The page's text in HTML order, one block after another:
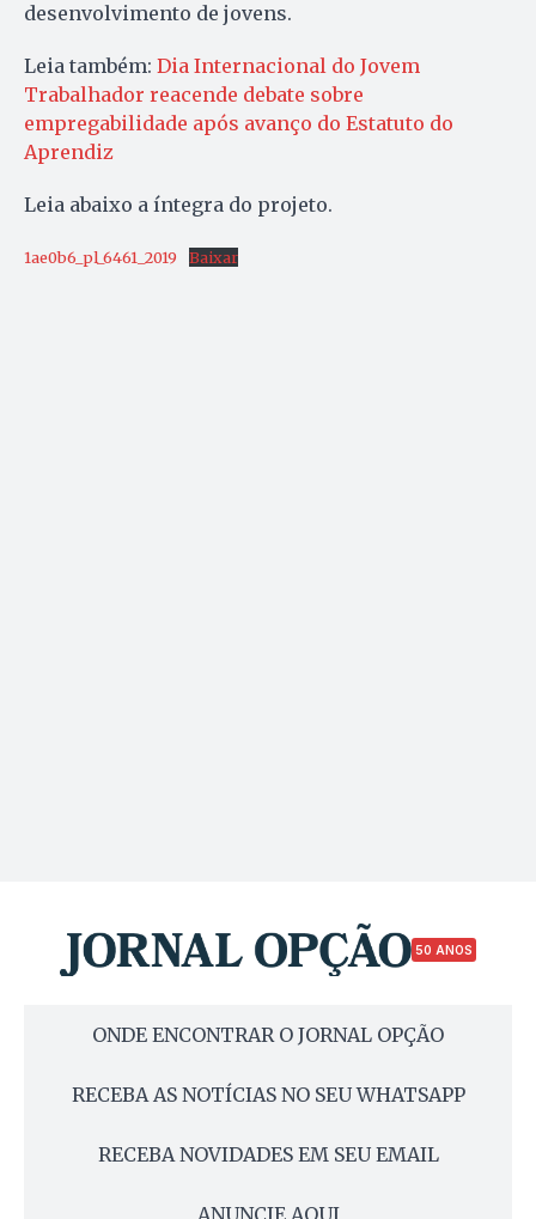
desenvolvimento de jovens.
Leia também: Dia Internacional do Jovem
Trabalhador reacende debate sobre
empregabilidade após avanço do Estatuto do
Aprendiz
Leia abaixo a íntegra do projeto.
1ae0b6_pl_6461_2019 Baixar
50 ANOS
ONDE ENCONTRAR O JORNAL OPÇÃO
RECEBA AS NOTÍCIAS NO SEU WHATSAPP
RECEBA NOVIDADES EM SEU EMAIL